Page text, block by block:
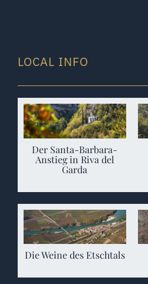
LOCAL INFO
Der Santa-Barbara-
Anstieg in Riva del
Garda
Die Weine des Etschtals